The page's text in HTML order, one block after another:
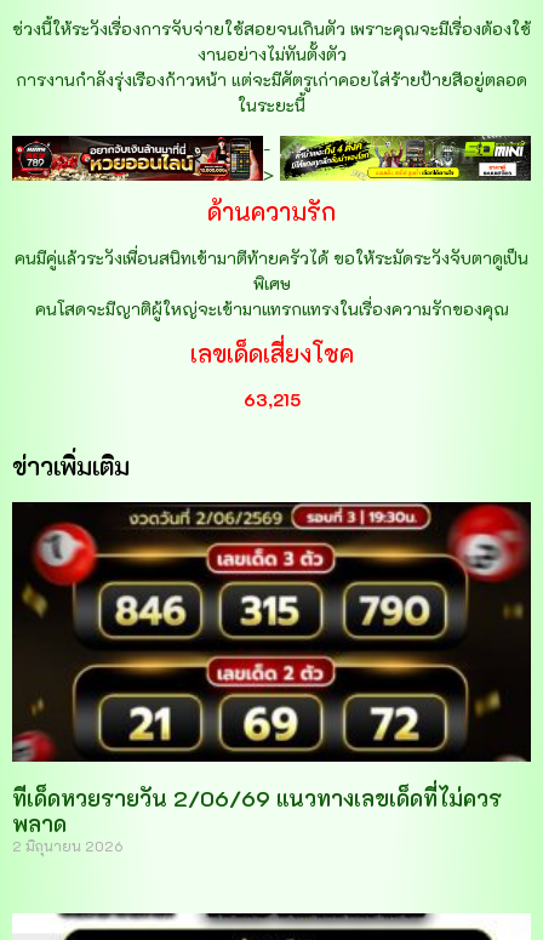
ช่วงนี้ให้ระวังเรื่องการจับจ่ายใช้สอยจนเกินตัว เพราะคุณจะมีเรื่องต้องใช้
งานอย่างไม่ทันตั้งตัว
การงานกำลังรุ่งเรืองก้าวหน้า แต่จะมีศัตรูเก่าคอยไส่ร้ายป้ายสีอยู่ตลอด
ในระยะนี้
-
>
ด้านความรัก
คนมีคู่แล้วระวังเพื่อนสนิทเข้ามาตีท้ายครัวได้ ขอให้ระมัดระวังจับตาดูเป็น
พิเศษ
คนโสดจะมีญาติผู้ใหญ่จะเข้ามาแทรกแทรงในเรื่องความรักของคุณ
เลขเด็ดเสี่ยงโชค
63,215
ข่าวเพิ่มเติม
ทีเด็ดหวยรายวัน 2/06/69 แนวทางเลขเด็ดที่ไม่ควร
พลาด
2 มิถุนายน 2026